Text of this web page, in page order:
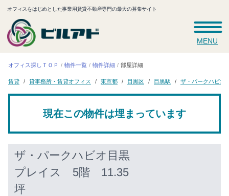
オフィスをはじめとした事業用賃貸不動産専門の最大の募集サイト
MENU
オフィス探しＴＯＰ 物件一覧 物件詳細 部屋詳細
賃貸 貸事務所・賃貸オフィス 東京都 目黒区 目黒駅 ザ・パークハビオ
現在この物件は埋まっています
ザ・パークハビオ目黒
プレイス 5階 11.35
坪